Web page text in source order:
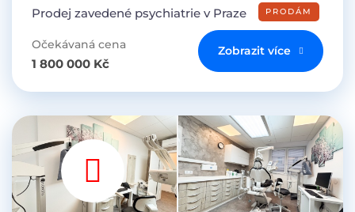
Prodej zavedené psychiatrie v Praze PRODÁM
Očekávaná cena
1 800 000 Kč
Zobrazit více